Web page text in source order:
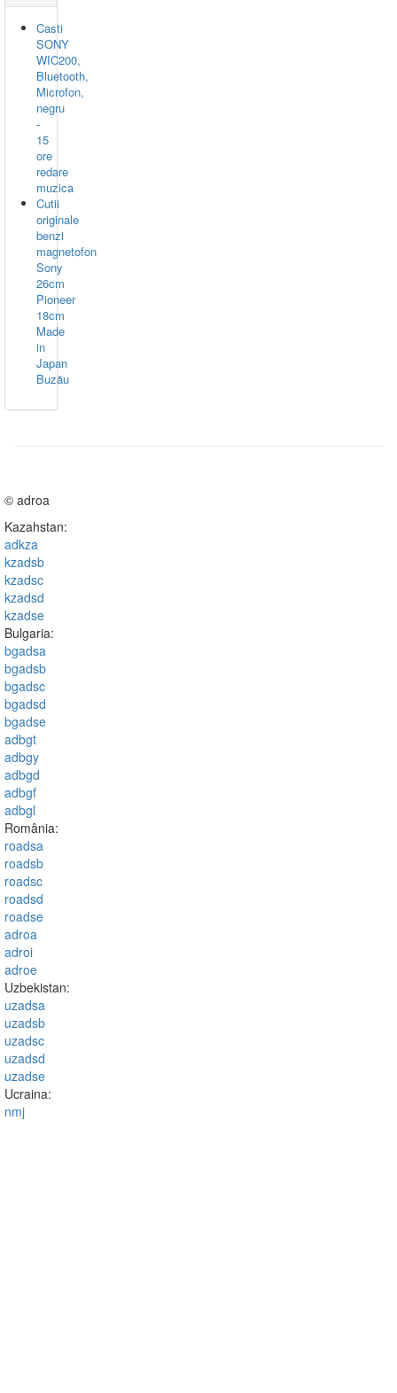
Casti
SONY
WIC200,
Bluetooth,
Microfon,
negru
-
15
ore
redare
muzica
Cutii
originale
benzi
magnetofon
Sony
26cm
Pioneer
18cm
Made
in
Japan
Buzău
© adroa
Kazahstan:
adkza
kzadsb
kzadsc
kzadsd
kzadse
Bulgaria:
bgadsa
bgadsb
bgadsc
bgadsd
bgadse
adbgt
adbgy
adbgd
adbgf
adbgl
România:
roadsa
roadsb
roadsc
roadsd
roadse
adroa
adroi
adroe
Uzbekistan:
uzadsa
uzadsb
uzadsc
uzadsd
uzadse
Ucraina:
nmj